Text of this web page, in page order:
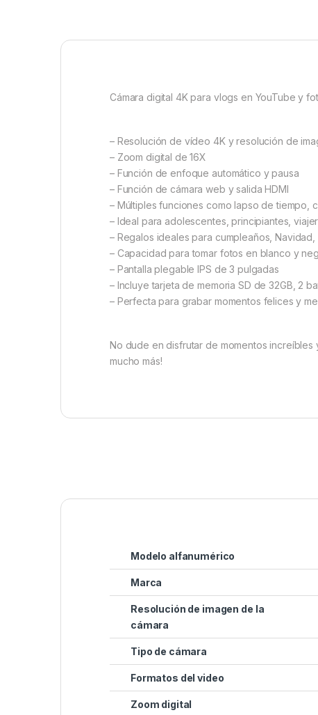
Cámara digital 4K para vlogs en YouTube y
– Resolución de vídeo 4K y resolución de
– Zoom digital de 16X
– Función de enfoque automático y pausa
– Función de cámara web y salida HDMI
– Múltiples funciones como lapso de tiempo,
– Ideal para adolescentes, principiantes,
– Regalos ideales para cumpleaños,
– Capacidad para tomar fotos en blanco y
– Pantalla plegable IPS de 3 pulgadas
– Incluye tarjeta de memoria SD de 32GB, 2
– Perfecta para grabar momentos felices y
No dude en disfrutar de momentos increíbles
mucho más!
Modelo alfanumérico
Marca
Resolución de imagen de la
cámara
Tipo de cámara
Formatos del video
Zoom digital